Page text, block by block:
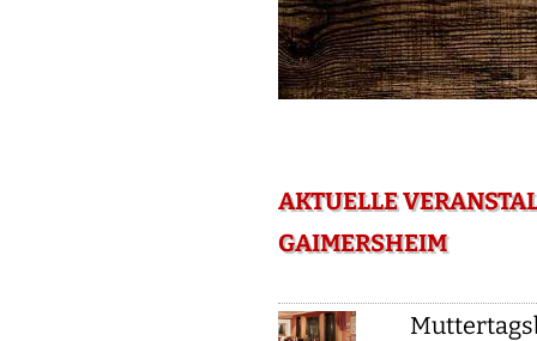
AKTUELLE
GAIMERSHEIM